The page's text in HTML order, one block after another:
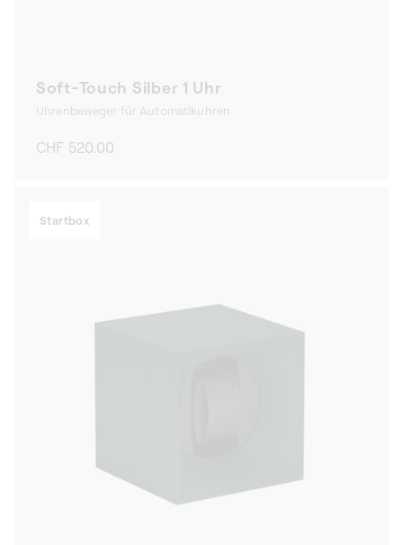
Soft-Touch Silber 1 Uhr
Uhrenbeweger für Automatikuhren
Normaler
CHF 520.00
Startbox